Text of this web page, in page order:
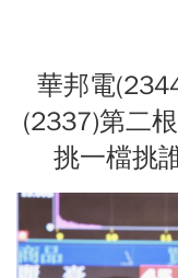
華邦電
(2337)第二
挑一檔挑